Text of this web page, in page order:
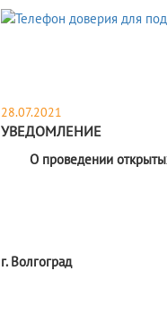
28.07.2021
УВЕДОМЛЕНИЕ
О проведении
г. Волгоград